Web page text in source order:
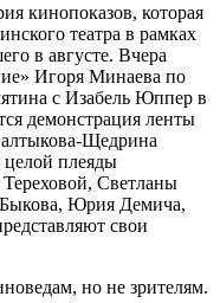
кинопоказов, которая
театра в рамках
в августе. Вчера
Игоря Минаева по
с Изабель Юппер в
демонстрация ленты
Щедрина
целой плеяды
Светланы
Юрия Демича,
свои
но не зрителям.